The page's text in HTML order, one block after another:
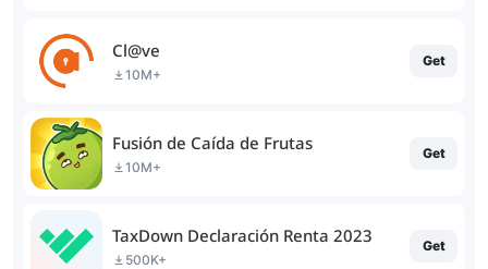
Cl@ve
10M+
Get
Fusión de Caída de Frutas
10M+
Get
TaxDown Declaración Renta 2023
500K+
Get